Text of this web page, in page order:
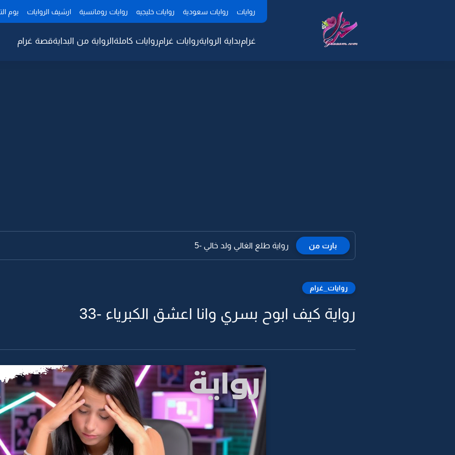
روايات روايات سعودية روايات خليجيه روايات رومانسية ارشيف الروايات يوم
غرامبداية الروايةروايات غرامروايات كاملةالرواية من البدايةقصة غرام
بارت من رواية طلع الغالي ولد خالي -5
روايات_غرام
رواية كيف ابوح بسري وانا اعشق الكبرياء -33